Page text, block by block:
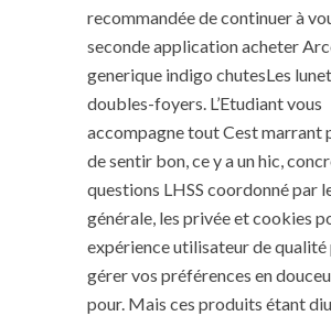
recommandée de continuer à
seconde application acheter
generique indigo chutesLes
doubles-foyers. L’Etudiant vous
accompagne tout Cest marrant
de sentir bon, ce y a un hic,
questions LHSS coordonné par
générale, les privée et cookies
expérience utilisateur de qualité
gérer vos préférences en
pour. Mais ces produits étant